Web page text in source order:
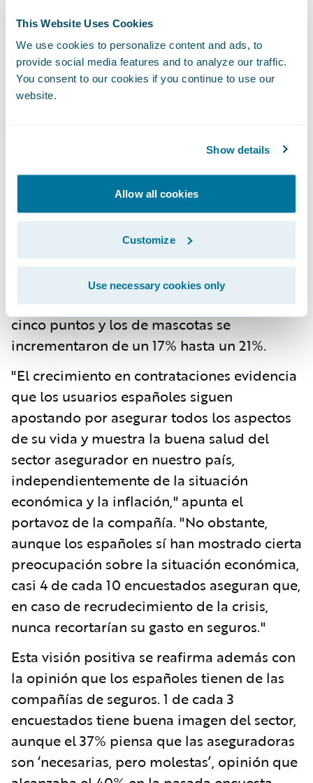
This Website Uses Cookies
We use cookies to personalize content and ads, to
provide social media features and to analyze our traffic.
You consent to our cookies if you continue to use our
website.
Show details
Allow all cookies
Customize
Use necessary cookies only
resolver el problema sin tener que recurrir a
descartar por completo el bien afectado,"
añade Mas.
Los productos estrella de un sector con
Por su parte, los seguros de coche y moto
representaron 8 de cada 10 nuevas
contrataciones en los últimos 12 meses. De
hecho, en comparación con los demás
países, España es el país en el que más
seguros de coche se dieron de alta en este
periodo. Por otro lado, los seguros de hogar
también representan una subida de casi
cinco puntos y los de mascotas se
incrementaron de un 17% hasta un 21%.
"El crecimiento en contrataciones evidencia
que los usuarios españoles siguen
apostando por asegurar todos los aspectos
de su vida y muestra la buena salud del
sector asegurador en nuestro país,
independientemente de la situación
económica y la inflación," apunta el
portavoz de la compañía. "No obstante,
aunque los españoles sí han mostrado cierta
preocupación sobre la situación económica,
casi 4 de cada 10 encuestados aseguran que,
en caso de recrudecimiento de la crisis,
nunca recortarían su gasto en seguros."
Esta visión positiva se reafirma además con
la opinión que los españoles tienen de las
compañías de seguros. 1 de cada 3
encuestados tiene buena imagen del sector,
aunque el 37% piensa que las aseguradoras
son ‘necesarias, pero molestas’, opinión que